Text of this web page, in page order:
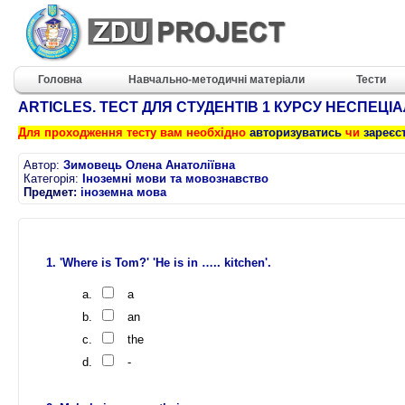
Головна Навчально-методичні матеріали Тести
ARTICLES. ТЕСТ ДЛЯ СТУДЕНТІВ 1 КУРСУ
Для проходження тесту вам необхідно авторизуватись чи
Автор: Зимовець Олена Анатоліївна
Категорія: Іноземні мови та мовознавство
Предмет: іноземна мова
'Where is Tom?' 'He is in ….. kitchen'.
a
an
the
-